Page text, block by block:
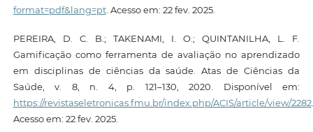
format=pdf&lang=pt. Acesso em: 22 fev. 2025.
PEREIRA, D. C. B.; TAKENAMI, I. O.; QUINTANILHA, L. F.
Gamificação como ferramenta de avaliação no aprendizado
em disciplinas de ciências da saúde. Atas de Ciências da
Saúde, v. 8, n. 4, p. 121–130, 2020. Disponível em:
https://revistaseletronicas.fmu.br/index.php/ACIS/article/view/2282.
Acesso em: 22 fev. 2025.